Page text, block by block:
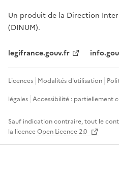
Un produit de la Direction
(DINUM).
legifrance.gouv.fr
Licences Modalités d'utilisation
légales Accessibilité : partiellement
Sauf indication contraire, tout le
la licenceOpen Licence 2.0